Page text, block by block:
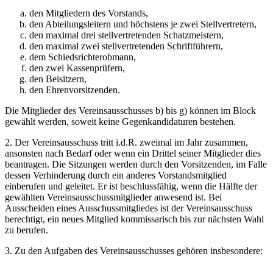
den Mitgliedern des Vorstands,
den Abteilungsleitern und höchstens je zwei Stellvertretern,
den maximal drei stellvertretenden Schatzmeistern,
den maximal zwei stellvertretenden Schriftführern,
dem Schiedsrichterobmann,
den zwei Kassenprüfern,
den Beisitzern,
den Ehrenvorsitzenden.
Die Mitglieder des Vereinsausschusses b) bis g) können im Block
gewählt werden, soweit keine Gegenkandidaturen bestehen.
2. Der Vereinsausschuss tritt i.d.R. zweimal im Jahr zusammen,
ansonsten nach Bedarf oder wenn ein Drittel seiner Mitglieder dies
beantragen. Die Sitzungen werden durch den Vorsitzenden, im Falle
dessen Verhinderung durch ein anderes Vorstandsmitglied
einberufen und geleitet. Er ist beschlussfähig, wenn die Hälfte der
gewählten Vereinsausschussmitglieder anwesend ist. Bei
Ausscheiden eines Ausschussmitgliedes ist der Vereinsausschuss
berechtigt, ein neues Mitglied kommissarisch bis zur nächsten Wahl
zu berufen.
3. Zu den Aufgaben des Vereinsausschusses gehören insbesondere: